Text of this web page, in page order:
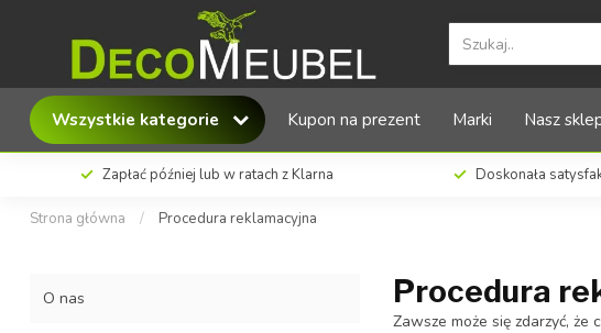
Wszystkie kategorie Kupon na prezent Marki Nasz
Zapłać później lub w ratach z Klarna Doskonała
Strona główna / Procedura reklamacyjna
O nas Procedura
Zawsze może się zdarzyć, że